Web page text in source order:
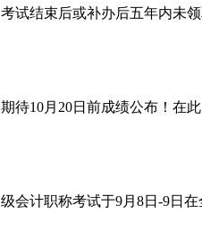
结束后或补办后五年内未
待10月20日前成绩公布！在
计职称考试于9月8日-9日